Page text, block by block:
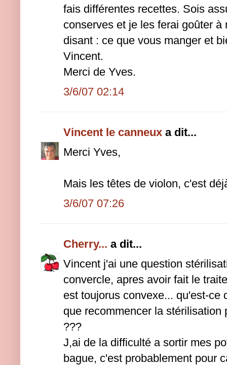
fais différentes recettes. Sois
conserves et je les ferai goûter à
disant : ce que vous manger et
Vincent.
Merci de Yves.
3/6/07 02:14
Vincent le canneux a dit...
Merci Yves,
Mais les têtes de violon, c'est
3/6/07 07:26
Cherry... a dit...
Vincent j'ai une question
convercle, apres avoir fait le
est toujorus convexe... qu'est-ce
que recommencer la stérilisation
???
J,ai de la difficulté a sortir mes
bague, c'est probablement pour